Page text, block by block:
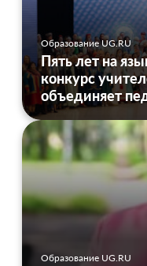
Образование UG.RU
Пять лет на
конкурс
объединяет
Образование UG.RU